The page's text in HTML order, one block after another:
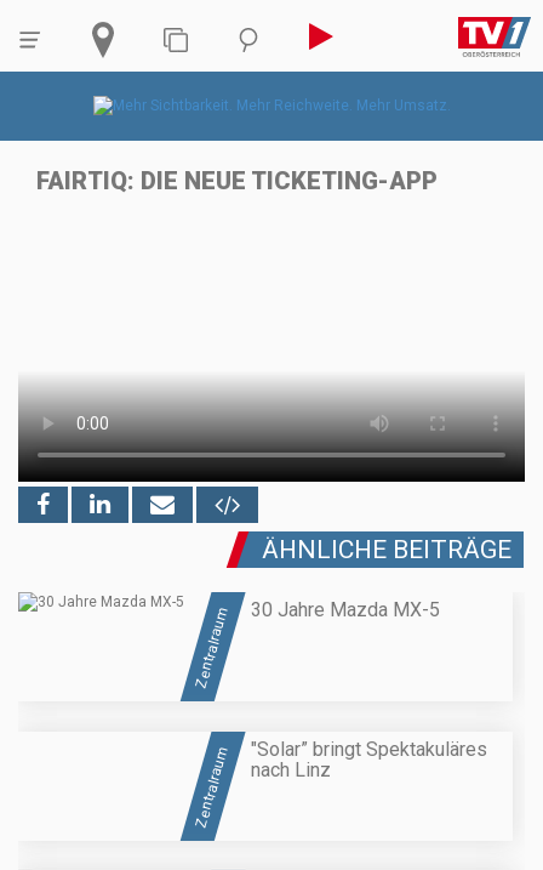
FAIRTIQ: DIE NEUE TICKETING-APP
ÄHNLICHE BEITRÄGE
Zentralraum 30 Jahre Mazda MX-5
Zentralraum
"Solar” bringt Spektakuläres
nach Linz